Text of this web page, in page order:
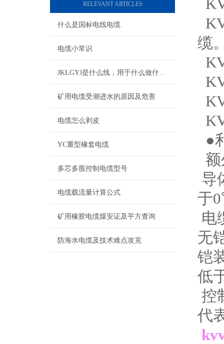
RELEVANT ARTICLES
什么是国标电线电缆
电缆小常识
JKLGYJ是什么线，用于什么做什么的
矿用电缆受潮进水的原因及危害
电缆怎么剥皮
YC重型橡套电缆
多芯多股控制电缆型号
电缆载流量计算公式
矿用橡胶电缆煤安证及平方查询
防海水电缆及技术难点攻克
缆
●
导
于
电
无
铠
低
控
代